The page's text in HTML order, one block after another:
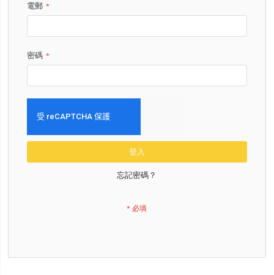
電郵
密碼
登入
忘記密碼？